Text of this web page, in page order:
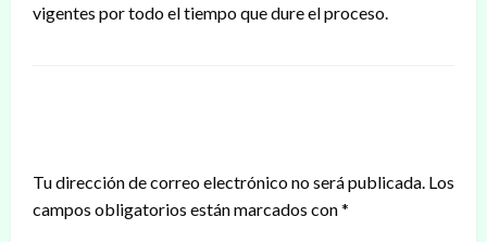
vigentes por todo el tiempo que dure el proceso.
Tu dirección de correo electrónico no será publicada. Los
campos obligatorios están marcados con*